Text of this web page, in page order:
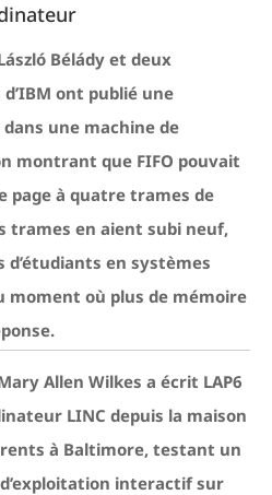
Bélády et deux
ont publié une
une machine de
montrant que FIFO pouvait
page à quatre trames de
trames en aient subi neuf,
en systèmes
moment où plus de mémoire
Allen Wilkes a écrit LAP6
LINC depuis la maison
à Baltimore, testant un
interactif sur